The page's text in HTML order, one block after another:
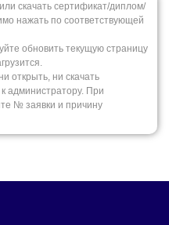
скачать сертификат/диплом/
нажать по соответствующей
обновить текущую страницу
открыть, ни скачать
администратору. При
№ заявки и причину